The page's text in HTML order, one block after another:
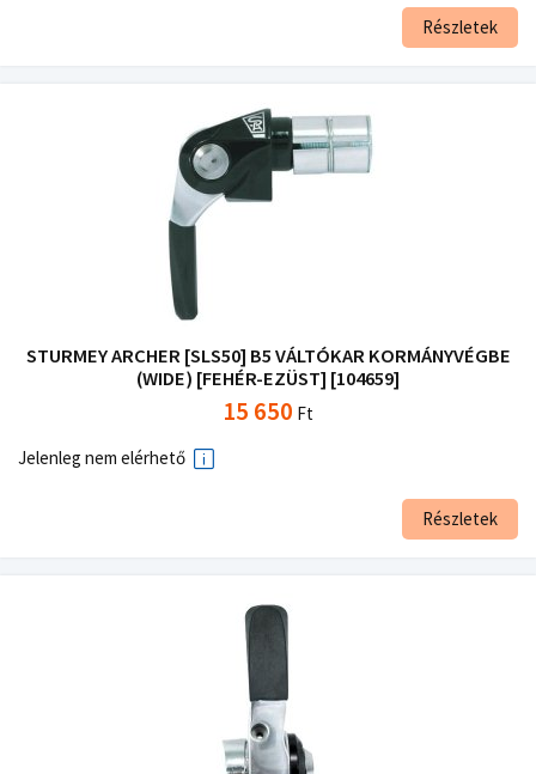
Részletek
STURMEY ARCHER [SLS50] B5 VÁLTÓKAR KORMÁNYVÉGBE
(WIDE) [FEHÉR-EZÜST] [104659]
15 650 Ft
Jelenleg nem elérhető
Részletek